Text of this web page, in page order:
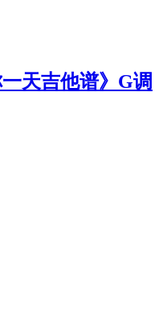
天吉他谱》G调